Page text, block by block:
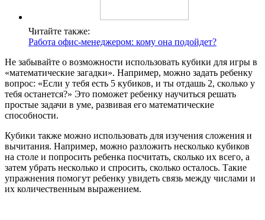
Читайте также:
Работа офис-менеджером: кому она подойдет?
Не забывайте о возможности использовать кубики для игры в
«математические загадки». Например, можно задать ребенку
вопрос: «Если у тебя есть 5 кубиков, и ты отдашь 2, сколько у
тебя останется?» Это поможет ребенку научиться решать
простые задачи в уме, развивая его математические
способности.
Кубики также можно использовать для изучения сложения и
вычитания. Например, можно разложить несколько кубиков
на столе и попросить ребенка посчитать, сколько их всего, а
затем убрать несколько и спросить, сколько осталось. Такие
упражнения помогут ребенку увидеть связь между числами и
их количественным выражением.